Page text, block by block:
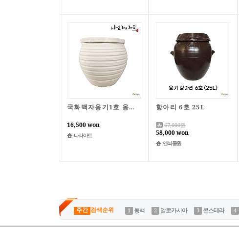
국화백자옹기1호 옹기 화분 토기 나라아트
16,500 won
나라아트
항아리 6호 25L
67,000원
58,000 won
앤식물원
주간 검색순위 동백 알로카시아 몬스테라